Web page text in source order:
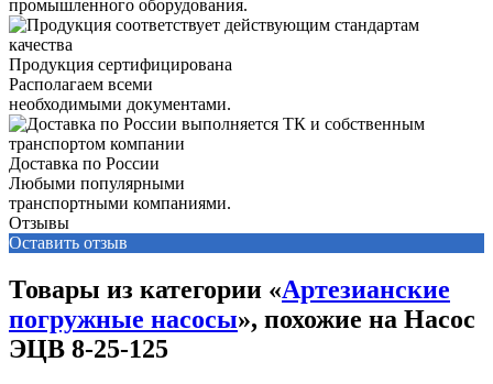
промышленного оборудования.
Продукция сертифицирована
Располагаем всеми
необходимыми документами.
Доставка по России
Любыми популярными
транспортными компаниями.
Отзывы
Оставить отзыв
Товары из категории «Артезианские
погружные насосы», похожие на Насос
ЭЦВ 8-25-125